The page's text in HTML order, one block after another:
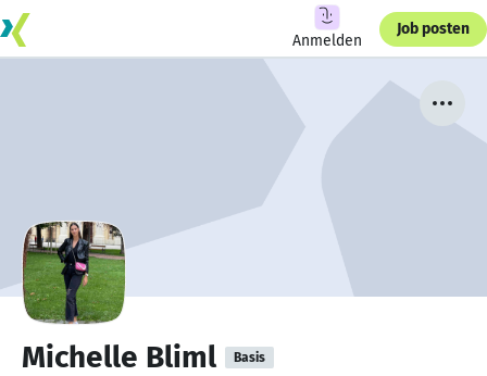
Anmelden
Job posten
Michelle Bliml Basis